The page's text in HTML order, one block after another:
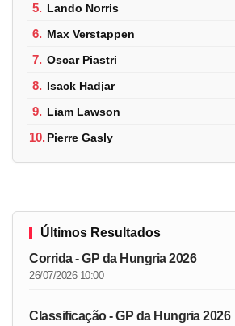
5. Lando Norris
6. Max Verstappen
7. Oscar Piastri
8. Isack Hadjar
9. Liam Lawson
10.Pierre Gasly
Últimos Resultados
Corrida - GP da Hungria 2026
26/07/2026 10:00
Classificação - GP da Hungria 2026